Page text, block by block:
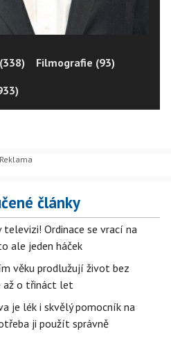
Filmografie (93)
články
Ordinace se vrací na
ale jeden háček
věku prodlužují život bez
až o třináct let
je lék i skvělý pomocník na
ji použít správně